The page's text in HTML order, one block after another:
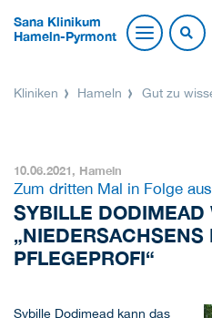
Sana Klinikum
Hameln-Pyrmont
Kliniken Hameln Gut zu
10.06.2021, Hameln
Zum dritten Mal in Folge
SYBILLE DODIMEAD
PFLEGEPROFI“
Sybille Dodimead kann das